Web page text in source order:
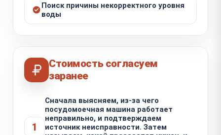
Поиск причины некорректного уровня
воды
Стоимость согласуем
заранее
1
Сначала выясняем, из-за чего
посудомоечная машина работает
неправильно, и подтверждаем
источник неисправности. Затем